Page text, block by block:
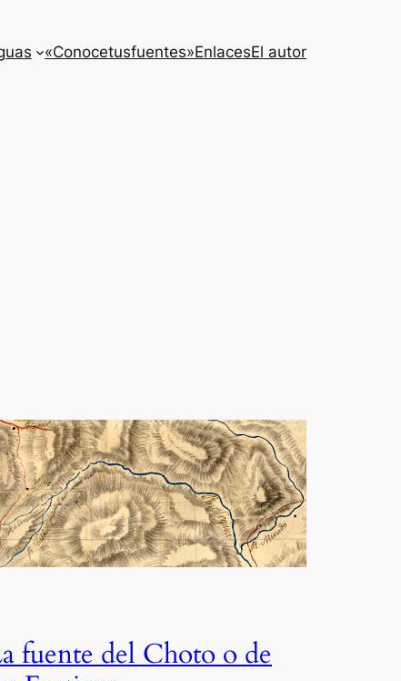
«Conocetusfuentes»EnlacesEl autor
fuente del Choto o de